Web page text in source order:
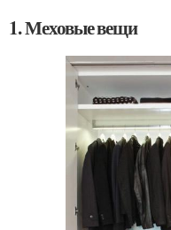
1. Меховые вещи